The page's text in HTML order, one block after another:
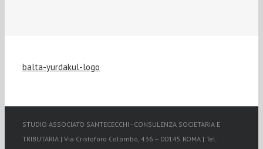
balta-yurdakul-logo
STUDIO ASSOCIATO SANTECECCHI - CONSULENZA SOCIETARIA E
TRIBUTARIA | Via Cristoforo Colombo, 436 – 00145 ROMA | Tel.